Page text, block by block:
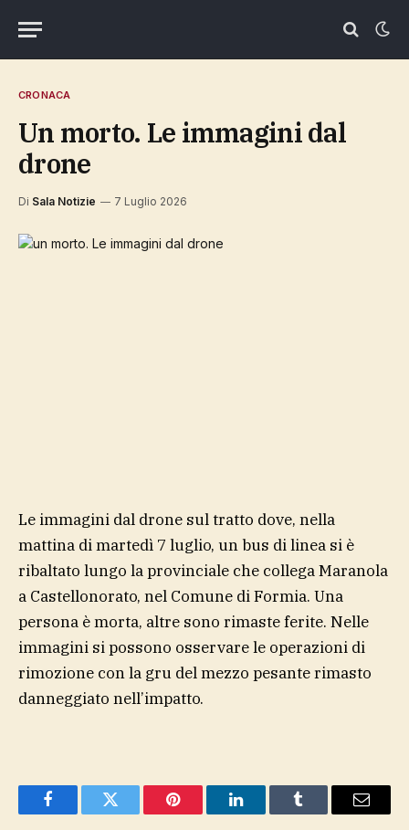
CRONACA
un morto. Le immagini dal
drone
Di Sala Notizie 7 Luglio 2026
Le immagini dal drone sul tratto dove, nella
mattina di martedì 7 luglio, un bus di linea si è
ribaltato lungo la provinciale che collega Maranola
a Castellonorato, nel Comune di Formia. Una
persona è morta, altre sono rimaste ferite. Nelle
immagini si possono osservare le operazioni di
rimozione con la gru del mezzo pesante rimasto
danneggiato nell’impatto.
FacebookTwitter Pinterest LinkedInTumblr Email